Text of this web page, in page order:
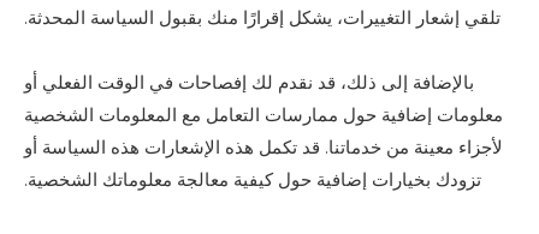
تلقي إشعار التغييرات، يشكل إقرارًا منك بقبول السياسة المحدثة.
بالإضافة إلى ذلك، قد نقدم لك إفصاحات في الوقت الفعلي أو
معلومات إضافية حول ممارسات التعامل مع المعلومات الشخصية
لأجزاء معينة من خدماتنا. قد تكمل هذه الإشعارات هذه السياسة أو
تزودك بخيارات إضافية حول كيفية معالجة معلوماتك الشخصية.